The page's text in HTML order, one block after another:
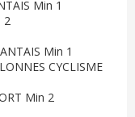
Min 1
2
Min 1
CYCLISME
Min 2